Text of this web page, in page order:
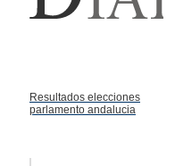
Resultados elecciones
parlamento andalucia